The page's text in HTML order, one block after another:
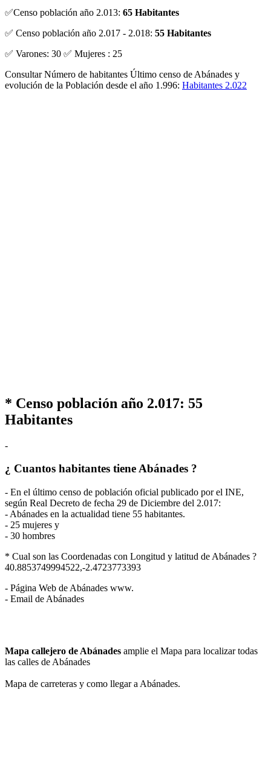
✅Censo población año 2.013: 65 Habitantes
✅ Censo población año 2.017 - 2.018: 55 Habitantes
✅ Varones: 30 ✅ Mujeres : 25
Consultar Número de habitantes Último censo de Abánades y
evolución de la Población desde el año 1.996: Habitantes 2.022
* Censo población año 2.017: 55
Habitantes
-
¿ Cuantos habitantes tiene Abánades ?
- En el último censo de población oficial publicado por el INE,
según Real Decreto de fecha 29 de Diciembre del 2.017:
- Abánades en la actualidad tiene 55 habitantes.
- 25 mujeres y
- 30 hombres
* Cual son las Coordenadas con Longitud y latitud de Abánades ?
40.8853749994522,-2.4723773393
- Página Web de Abánades www.
- Email de Abánades
Mapa callejero de Abánades amplie el Mapa para localizar todas
las calles de Abánades
Mapa de carreteras y como llegar a Abánades.